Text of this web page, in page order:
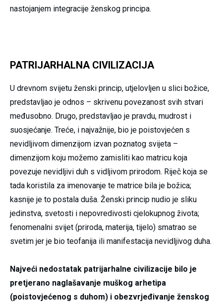
nastojanjem integracije ženskog principa.
PATRIJARHALNA CIVILIZACIJA
U drevnom svijetu ženski princip, utjelovljen u slici božice,
predstavljao je odnos – skrivenu povezanost svih stvari
međusobno. Drugo, predstavljao je pravdu, mudrost i
suosjećanje. Treće, i najvažnije, bio je poistovjećen s
nevidljivom dimenzijom izvan poznatog svijeta –
dimenzijom koju možemo zamisliti kao matricu koja
povezuje nevidljivi duh s vidljivom prirodom. Riječ koja se
tada koristila za imenovanje te matrice bila je božica;
kasnije je to postala duša. Ženski princip nudio je sliku
jedinstva, svetosti i nepovredivosti cjelokupnog života;
fenomenalni svijet (priroda, materija, tijelo) smatrao se
svetim jer je bio teofanija ili manifestacija nevidljivog duha.
Najveći nedostatak patrijarhalne civilizacije bilo je
pretjerano naglašavanje muškog arhetipa
(poistovjećenog s duhom) i obezvrjeđivanje ženskog